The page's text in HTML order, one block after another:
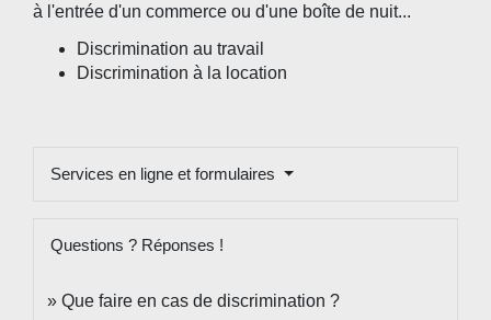
à l'entrée d'un commerce ou d'une boîte de nuit...
Discrimination au travail
Discrimination à la location
Services en ligne et formulaires
Questions ? Réponses !
Que faire en cas de discrimination ?